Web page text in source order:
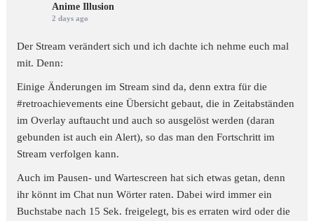
Anime Illusion
2 days ago
Der Stream verändert sich und ich dachte ich nehme euch mal
mit. Denn:
Einige Änderungen im Stream sind da, denn extra für die
#retroachievements eine Übersicht gebaut, die in Zeitabständen
im Overlay auftaucht und auch so ausgelöst werden (daran
gebunden ist auch ein Alert), so das man den Fortschritt im
Stream verfolgen kann.
Auch im Pausen- und Wartescreen hat sich etwas getan, denn
ihr könnt im Chat nun Wörter raten. Dabei wird immer ein
Buchstabe nach 15 Sek. freigelegt, bis es erraten wird oder die